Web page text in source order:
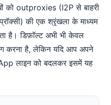
को outproxies (I2P से बाहरी
की एक श्रृंखला के माध्यम
है। डिफ़ॉल्ट अभी भी केवल
करना है, लेकिन यदि आप अपने
लाइन को बदलकर इसमें यह